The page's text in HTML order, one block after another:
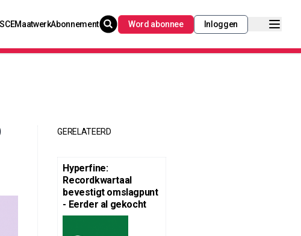
MaatwerkAbonnement Word abonnee Inloggen
GERELATEERD
Hyperfine:
Recordkwartaal
bevestigt omslagpunt
- Eerder al gekocht